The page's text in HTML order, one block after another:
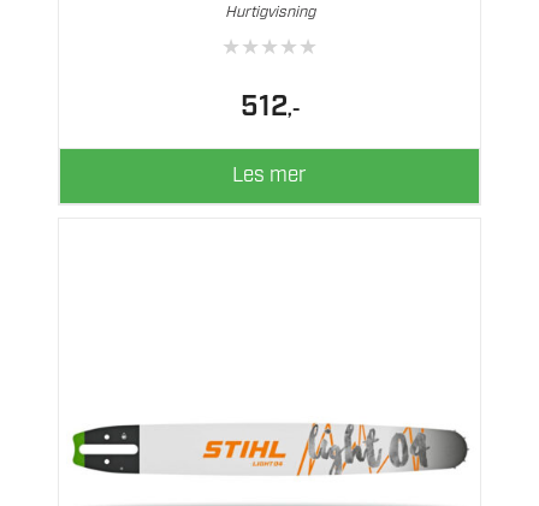
Hurtigvisning
★★★★★
512,-
Les mer